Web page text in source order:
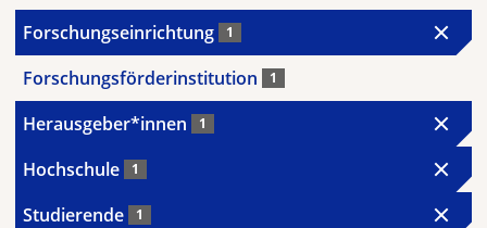
Forschungseinrichtung 1
Forschungsförderinstitution 1
Herausgeber*innen 1
Hochschule 1
Studierende 1